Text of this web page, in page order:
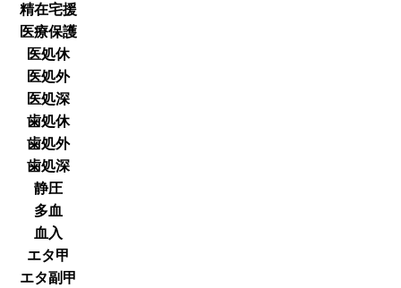
精在宅援
医療保護
医処休
医処外
医処深
歯処休
歯処外
歯処深
静圧
多血
血入
エタ甲
エタ副甲